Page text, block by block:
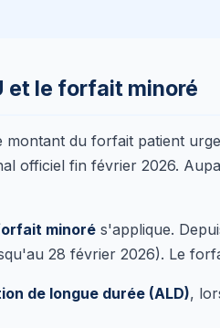
et le forfait minoré
montant du forfait patient
officiel fin février 2026.
minoré s'applique.
28 février 2026). Le
de longue durée (ALD),